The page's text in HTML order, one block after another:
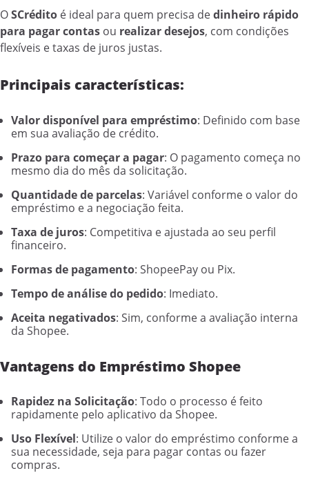
OSCrédito é ideal para quem precisa dedinheiro rápido
para pagar contas ou realizar desejos, com condições
flexíveis e taxas de juros justas.
Principais características:
Valor disponível para empréstimo: Definido com base
em sua avaliação de crédito.
Prazo para começar a pagar: O pagamento começa no
mesmo dia do mês da solicitação.
Quantidade de parcelas: Variável conforme o valor do
empréstimo e a negociação feita.
Taxa de juros: Competitiva e ajustada ao seu perfil
financeiro.
Formas de pagamento: ShopeePay ou Pix.
Tempo de análise do pedido: Imediato.
Aceita negativados: Sim, conforme a avaliação interna
da Shopee.
Vantagens do Empréstimo Shopee
Rapidez na Solicitação: Todo o processo é feito
rapidamente pelo aplicativo da Shopee.
Uso Flexível: Utilize o valor do empréstimo conforme a
sua necessidade, seja para pagar contas ou fazer
compras.